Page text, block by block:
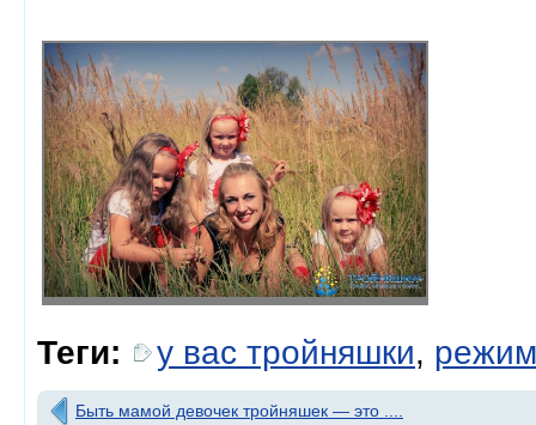
Теги: у вас тройняшки, режим
Быть мамой девочек тройняшек — это ....